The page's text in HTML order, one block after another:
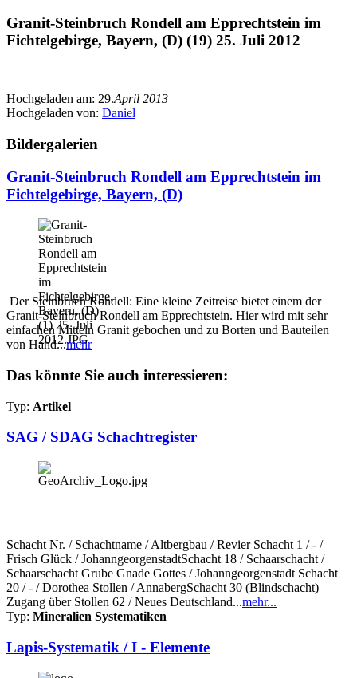
Granit-Steinbruch Rondell am Epprechtstein im
Fichtelgebirge, Bayern, (D) (19) 25. Juli 2012
Hochgeladen am: 29.April 2013
Hochgeladen von: Daniel
Bildergalerien
Granit-Steinbruch Rondell am Epprechtstein im
Fichtelgebirge, Bayern, (D)
Der Steinbruch Rondell: Eine kleine Zeitreise bietet einem der
Granit-Steinbruch Rondell am Epprechtstein. Hier wird mit sehr
einfachen Mitteln Granit gebochen und zu Borten und Bauteilen
von Hand...mehr
Das könnte Sie auch interessieren:
Typ: Artikel
SAG / SDAG Schachtregister
Schacht Nr. / Schachtname / Altbergbau / Revier Schacht 1 / - /
Frisch Glück / JohanngeorgenstadtSchacht 18 / Schaarschacht /
Schaarschacht Grube Gnade Gottes / Johanngeorgenstadt Schacht
20 / - / Dorothea Stollen / AnnabergSchacht 30 (Blindschacht)
Zugang über Stollen 62 / Neues Deutschland...mehr...
Typ: Mineralien Systematiken
Lapis-Systematik / I - Elemente